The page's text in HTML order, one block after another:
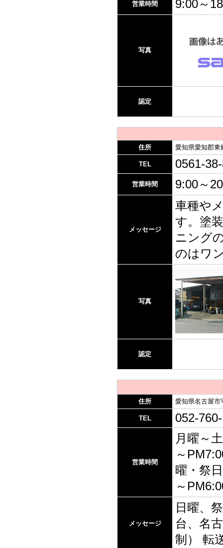
営業時間 9:00～
写真
認定
住所 愛知県愛知郡東
TEL 0561-
営業時間 9:00～
メッセージ
車種や
す。塗
ニング
のはワ
写真
認定
住所 愛知県名古屋市
TEL 052-
営業時間
月曜～
～
曜・祭
～
メッセージ
日曜、
台、名
制） 転